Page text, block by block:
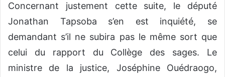
Concernant justement cette suite, le député
Jonathan Tapsoba s’en est inquiété, se
demandant s’il ne subira pas le même sort que
celui du rapport du Collège des sages. Le
ministre de la justice, Joséphine Ouédraogo,